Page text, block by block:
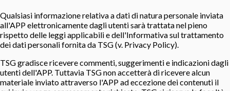
Qualsiasi informazione relativa a dati di natura personale inviata
all'APP elettronicamente dagli utenti sarà trattata nel pieno
rispetto delle leggi applicabili e dell'Informativa sul trattamento
dei dati personali fornita da TSG (v. Privacy Policy).
TSG gradisce ricevere commenti, suggerimenti e indicazioni dagli
utenti dell'APP. Tuttavia TSG non accetterà di ricevere alcun
materiale inviato attraverso l'APP ad eccezione dei contenuti il